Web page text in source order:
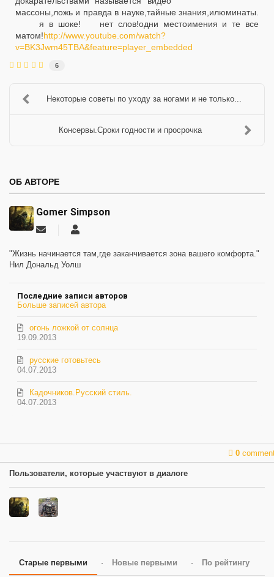
массоны,ложь и правда в науке,тайные знания,илюминаты.
я в шоке! нет слов!одни местоимения и те все
матом!http://www.youtube.com/watch?
v=BK3Jwm45TBA&feature=player_embedded
6
Некоторые советы по уходу за ногами и не только...
Консервы.Сроки годности и просрочка
ОБ АВТОРЕ
Gomer Simpson
Подписаться
обновление
автора
"Жизнь начинается там,где заканчивается зона вашего комфорта."
Нил Дональд Уолш
Последние записи авторов
Больше записей автора
19.09.2013
огонь ложкой от солнца
04.07.2013
русские готовьтесь
04.07.2013
Кадочников.Русский стиль.
0
Пользователи, которые участвуют в диалоге
Старые первыми Новые первыми По рейтингу